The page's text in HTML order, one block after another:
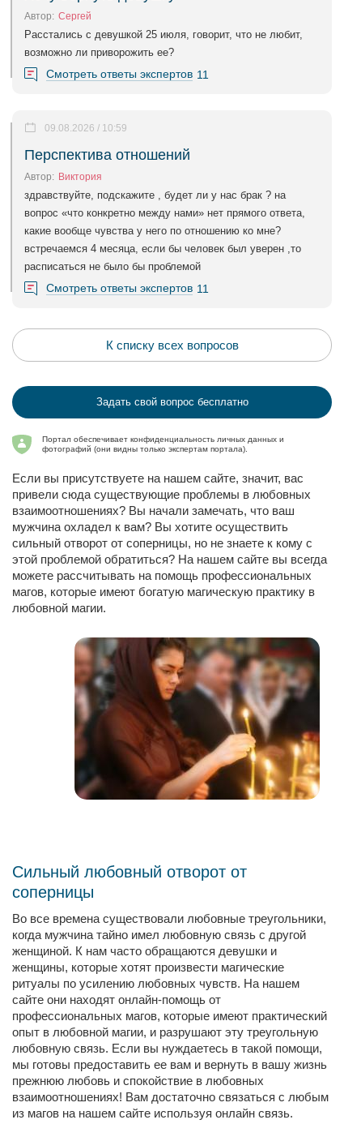
Автор: Сергей
Расстались с девушкой 25 июля, говорит, что не любит,
возможно ли приворожить ее?
Смотреть ответы экспертов 11
Перспектива отношений
09.08.2026 / 10:59
Автор: Виктория
здравствуйте, подскажите , будет ли у нас брак ? на
вопрос «что конкретно между нами» нет прямого ответа,
какие вообще чувства у него по отношению ко мне?
встречаемся 4 месяца, если бы человек был уверен ,то
расписаться не было бы проблемой
Смотреть ответы экспертов 11
К списку всех вопросов
Задать свой вопрос бесплатно
Портал обеспечивает конфиденциальность личных данных и
фотографий (они видны только экспертам портала).
Если вы присутствуете на нашем сайте, значит, вас
привели сюда существующие проблемы в любовных
взаимоотношениях? Вы начали замечать, что ваш
мужчина охладел к вам? Вы хотите осуществить
сильный отворот от соперницы, но не знаете к кому с
этой проблемой обратиться? На нашем сайте вы всегда
можете рассчитывать на помощь профессиональных
магов, которые имеют богатую магическую практику в
любовной магии.
Сильный любовный отворот от
соперницы
Во все времена существовали любовные треугольники,
когда мужчина тайно имел любовную связь с другой
женщиной. К нам часто обращаются девушки и
женщины, которые хотят произвести магические
ритуалы по усилению любовных чувств. На нашем
сайте они находят онлайн-помощь от
профессиональных магов, которые имеют практический
опыт в любовной магии, и разрушают эту треугольную
любовную связь. Если вы нуждаетесь в такой помощи,
мы готовы предоставить ее вам и вернуть в вашу жизнь
прежнюю любовь и спокойствие в любовных
взаимоотношениях! Вам достаточно связаться с любым
из магов на нашем сайте используя онлайн связь.